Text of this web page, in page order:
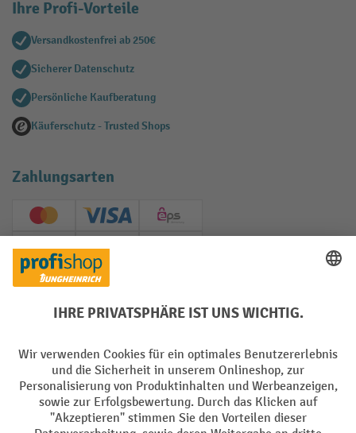
Ihre Profi-Vorteile
Versandkostenfrei ab 250€
Sicherer Datenschutz
Persönliche Kaufberatung
Käuferschutz - Trusted Shops
Zahlungsarten
Creditcard (Master)Creditcard (Visa)
EPS
PayPal
Soziale Netzwerke
Impressum Datenschutz